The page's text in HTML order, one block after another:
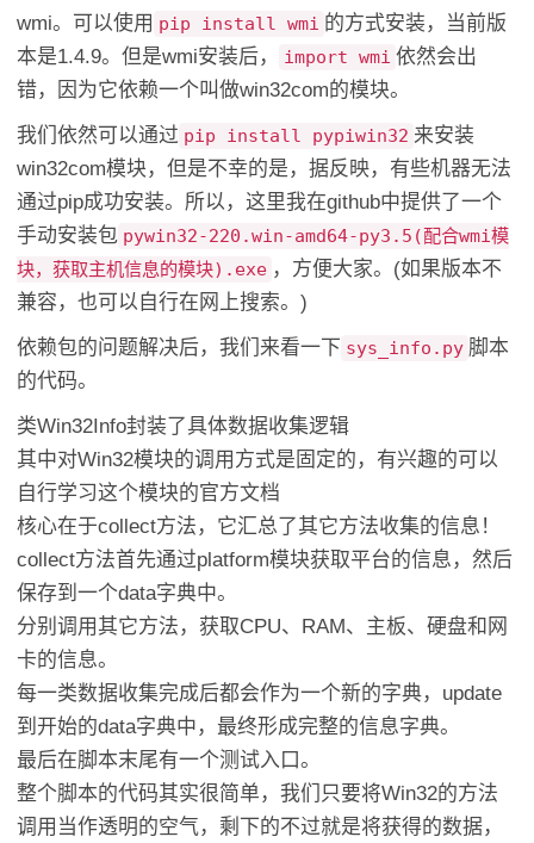
wmi。可以使用 pip install wmi 的方式安装，当前版
本是1.4.9。但是wmi安装后，
import wmi 依然会出
错，因为它依赖一个叫做win32com的模块。
我们依然可以通过 pip install pypiwin32 来安装
win32com模块，但是不幸的是，据反映，有些机器无法
通过pip成功安装。所以，这里我在github中提供了一个
手动安装包 pywin32-220.win-amd64-py3.5(配合wmi模
块，获取主机信息的模块).exe ，方便大家。(如果版本不
兼容，也可以自行在网上搜索。)
依赖包的问题解决后，我们来看一下 sys_info.py 脚本
的代码。
类Win32Info封装了具体数据收集逻辑
其中对Win32模块的调用方式是固定的，有兴趣的可以
自行学习这个模块的官方文档
核心在于collect方法，它汇总了其它方法收集的信息！
collect方法首先通过platform模块获取平台的信息，然后
保存到一个data字典中。
分别调用其它方法，获取CPU、RAM、主板、硬盘和网
卡的信息。
每一类数据收集完成后都会作为一个新的字典，update
到开始的data字典中，最终形成完整的信息字典。
最后在脚本末尾有一个测试入口。
整个脚本的代码其实很简单，我们只要将Win32的方法
调用当作透明的空气，剩下的不过就是将获得的数据，